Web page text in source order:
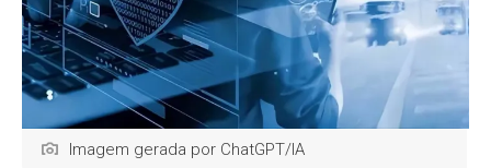
Imagem gerada por ChatGPT/IA